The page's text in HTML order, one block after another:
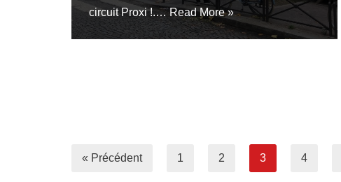
circuit Proxi !.…Read More »
« Précédent 1 2 3 4